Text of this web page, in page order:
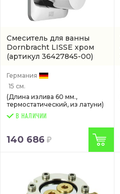
Смеситель для ванны
Dornbracht LISSE хром
(артикул 36427845-00)
Германия
15 см.
(Длина излива 60 мм.,
термостатический, из латуни)
В НАЛИЧИИ
140 686